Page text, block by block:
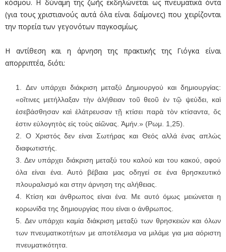
κόσμου. Η δύναμη της ζωής εκδηλώνεται ως πνευματικά όντα
(για τους χριστιανούς αυτά όλα είναι δαίμονες) που χειρίζονται
την πορεία των γεγονότων παγκοσμίως.
Η αντίθεση και η άρνηση της πρακτικής της Γιόγκα είναι
απορριπτέα, διότι:
Δεν υπάρχει διάκριση μεταξύ Δημιουργού και δημιουργίας:
«οἵτινες μετήλλαξαν τὴν ἀλήθειαν τοῦ θεοῦ ἐν τῷ ψεύδει, καὶ
ἐσεβάσθησαν καὶ ἐλάτρευσαν τῇ κτίσει παρὰ τὸν κτίσαντα, ὅς
ἐστιν εὐλογητὸς εἰς τοὺς αἰῶνας. Ἀμήν.» (Ρωμ. 1,25).
Ο Χριστός δεν είναι Σωτήρας και Θεός αλλά ένας απλώς
διαφωτιστής.
Δεν υπάρχει διάκριση μεταξύ του καλού και του κακού, αφού
όλα είναι ένα. Αυτό βέβαια μας οδηγεί σε ένα θρησκευτικό
πλουραλισμό και στην άρνηση της αλήθειας.
Κτίση και άνθρωπος είναι ένα. Με αυτό όμως μειώνεται η
κορωνίδα της δημιουργίας που είναι ο άνθρωπος.
Δεν υπάρχει καμία διάκριση μεταξύ των θρησκειών και όλων
των πνευματικοτήτων με αποτέλεσμα να μιλάμε για μια αόριστη
πνευματικότητα.